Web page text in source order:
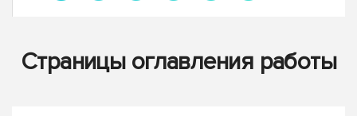
Страницы оглавления работы